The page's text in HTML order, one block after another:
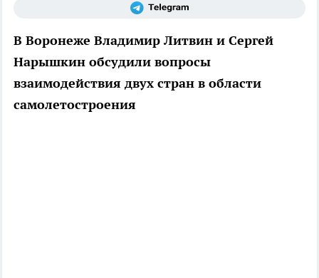
В Воронеже Владимир Литвин и Сергей
Нарышкин обсудили вопросы
взаимодействия двух стран в области
самолетостроения